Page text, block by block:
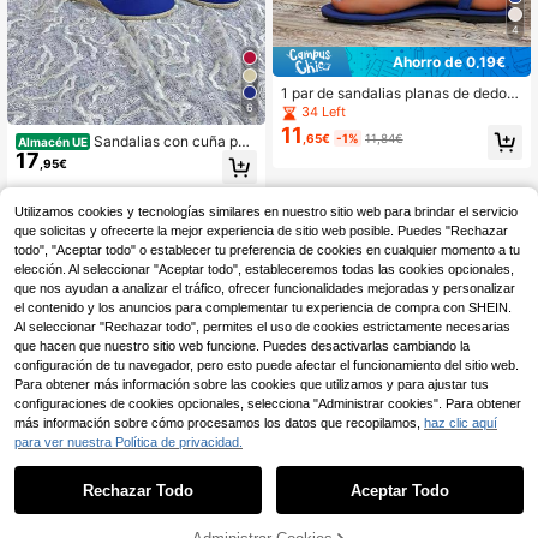
6
Almacén UE Sandalias con cuña par
a mujer – Estilo mediterráneo, cómo
das y con diseño brillante
17 ,95€
4
Ahorro de 0,19€
1 par de sandalias planas de dedo p
ara mujer, con decoración de rhines
tones y correa elástica, calzado ca
sual de verano para la playa, color
34 Left
11 ,65€ -1% 11,84€
Utilizamos cookies y tecnologías similares en nuestro sitio web para brindar el servicio
que solicitas y ofrecerte la mejor experiencia de sitio web posible. Puedes "Rechazar
todo", "Aceptar todo" o establecer tu preferencia de cookies en cualquier momento a tu
elección. Al seleccionar "Aceptar todo", estableceremos todas las cookies opcionales,
que nos ayudan a analizar el tráfico, ofrecer funcionalidades mejoradas y personalizar
el contenido y los anuncios para complementar tu experiencia de compra con SHEIN.
Al seleccionar "Rechazar todo", permites el uso de cookies estrictamente necesarias
que hacen que nuestro sitio web funcione. Puedes desactivarlas cambiando la
configuración de tu navegador, pero esto puede afectar el funcionamiento del sitio web.
Para obtener más información sobre las cookies que utilizamos y para ajustar tus
configuraciones de cookies opcionales, selecciona "Administrar cookies". Para obtener
más información sobre cómo procesamos los datos que recopilamos, haz clic aquí
para ver nuestra Política de privacidad.
Rechazar Todo Aceptar Todo